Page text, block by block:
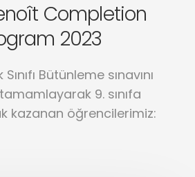
Completion
2023
Sınıfı Bütünleme sınavını
9. sınıfa
kazanan öğrencilerimiz: